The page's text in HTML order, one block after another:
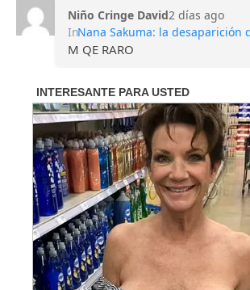
Niño Cringe David2 días ago
In
M QE RARO